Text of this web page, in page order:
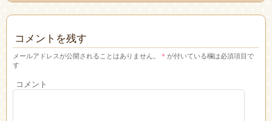
コメントを残す
メールアドレスが公開されることはありません。 * が付いている欄は必須項目で
す
コメント